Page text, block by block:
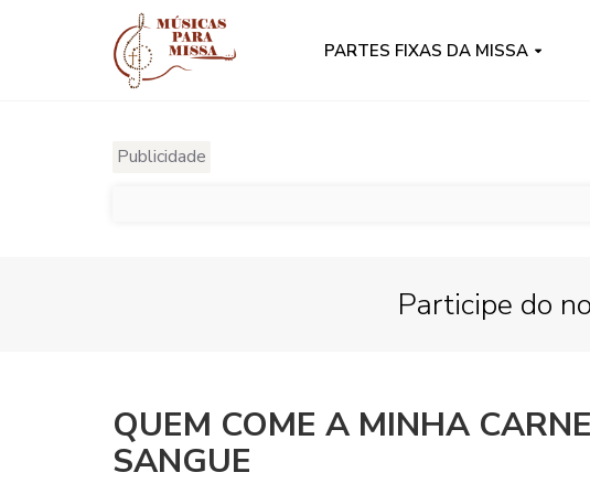
PARTES FIXAS DA MISSA
Publicidade
Participe do
QUEM COME A MINHA
SANGUE